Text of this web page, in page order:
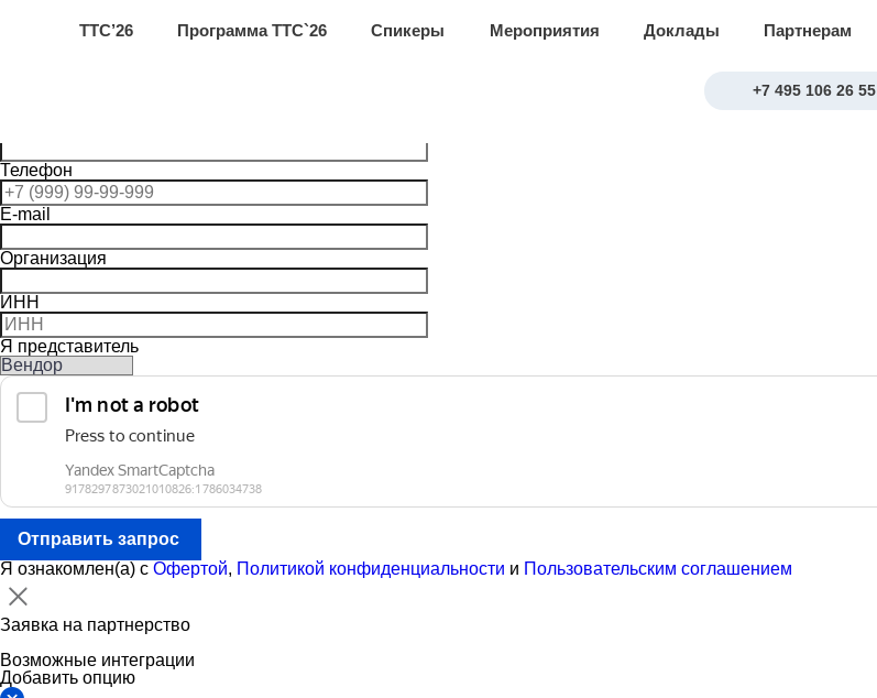
Телефон
E-mail
Организация
ИНН
Я представитель
Отправить запрос
Я ознакомлен(а) с Офертой, Политикой конфиденциальности и Пользовательским соглашением
Заявка на партнерство
Возможные интеграции
Добавить опцию
+7 495 106 26 55
ТТС’26 Программа ТТС`26 Спикеры Мероприятия Доклады Партнерам